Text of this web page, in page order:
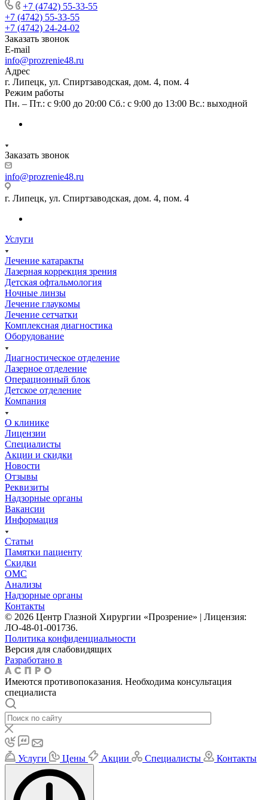
+7 (4742) 55-33-55
+7 (4742) 55-33-55
+7 (4742) 24-24-02
Заказать звонок
E-mail
info@prozrenie48.ru
Адрес
г. Липецк, ул. Спиртзаводская, дом. 4, пом. 4
Режим работы
Пн. – Пт.: с 9:00 до 20:00 Сб.: с 9:00 до 13:00 Вс.: выходной
Заказать звонок
info@prozrenie48.ru
г. Липецк, ул. Спиртзаводская, дом. 4, пом. 4
Услуги
Лечение катаракты
Лазерная коррекция зрения
Детская офтальмология
Ночные линзы
Лечение глаукомы
Лечение сетчатки
Комплексная диагностика
Оборудование
Диагностическое отделение
Лазерное отделение
Операционный блок
Детское отделение
Компания
О клинике
Лицензии
Специалисты
Акции и скидки
Новости
Отзывы
Реквизиты
Надзорные органы
Вакансии
Информация
Статьи
Памятки пациенту
Скидки
ОМС
Анализы
Надзорные органы
Контакты
© 2026 Центр Глазной Хирургии «Прозрение» | Лицензия:
ЛО-48-01-001736.
Политика конфиденциальности
Версия для слабовидящих
Разработано в
Имеются противопоказания. Необходима консультация
специалиста
Услуги Цены Акции Специалисты Контакты